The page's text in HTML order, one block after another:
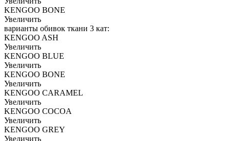
KENGOO BONE
Увеличить
варианты обивок ткани 3 кат:
KENGOO ASH
Увеличить
KENGOO BLUE
Увеличить
KENGOO BONE
Увеличить
KENGOO CARAMEL
Увеличить
KENGOO COCOA
Увеличить
KENGOO GREY
Увеличить